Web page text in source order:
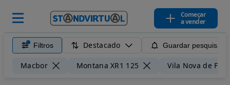
Começar
a vender
Filtros Destacado Guardar pesquisa
Macbor Montana XR1 125 Vila Nova de